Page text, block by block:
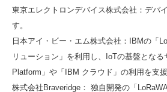
東京エレクトロンデバイス株式会社：デバ
す。
日本アイ・ビー・エム株式会社：IBMの「
リューション」を利用し、IoTの基盤とな
Platform」や「IBM クラウド」の利用を支援
株式会社Braveridge： 独自開発の「